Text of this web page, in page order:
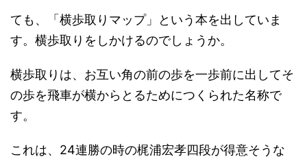
ても、「横歩取りマップ」という本を出していま
す。横歩取りをしかけるのでしょうか。
横歩取りは、お互い角の前の歩を一歩前に出してそ
の歩を飛車が横からとるためにつくられた名称で
す。
これは、24連勝の時の梶浦宏孝四段が得意そうな